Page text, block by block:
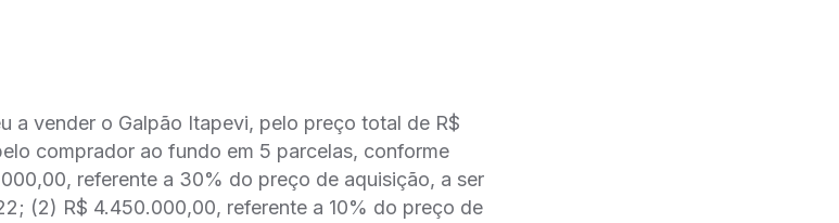
a vender o Galpão Itapevi, pelo preço total de R$
comprador ao fundo em 5 parcelas, conforme
referente a 30% do preço de aquisição, a ser
(2) R$ 4.450.000,00, referente a 10% do preço de